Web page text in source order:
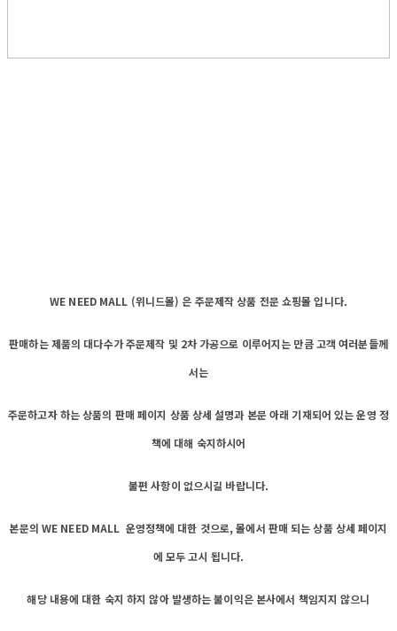
WE NEED MALL (위니드몰) 은 주문제작 상품 전문 쇼핑몰 입니다.
판매하는 제품의 대다수가 주문제작 및 2차 가공으로 이루어지는 만큼 고객 여러분들께
서는
주문하고자 하는 상품의 판매 페이지 상품 상세 설명과 본문 아래 기재되어 있는 운영 정
책에 대해 숙지하시어
불편 사항이 없으시길 바랍니다.
본문의 WE NEED MALL 운영정책에 대한 것으로, 몰에서 판매 되는 상품 상세 페이지
에 모두 고시 됩니다.
해당 내용에 대한 숙지 하지 않아 발생하는 불이익은 본사에서 책임지지 않으니